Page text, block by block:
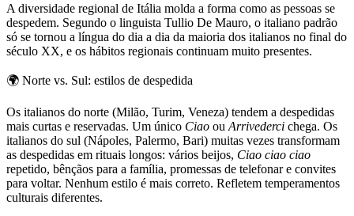
A diversidade regional de Itália molda a forma como as pessoas se
despedem. Segundo o linguista Tullio De Mauro, o italiano padrão
só se tornou a língua do dia a dia da maioria dos italianos no final do
século XX, e os hábitos regionais continuam muito presentes.
🌍 Norte vs. Sul: estilos de despedida
Os italianos do norte (Milão, Turim, Veneza) tendem a despedidas
mais curtas e reservadas. Um único Ciao ou Arrivederci chega. Os
italianos do sul (Nápoles, Palermo, Bari) muitas vezes transformam
as despedidas em rituais longos: vários beijos, Ciao ciao ciao
repetido, bênçãos para a família, promessas de telefonar e convites
para voltar. Nenhum estilo é mais correto. Refletem temperamentos
culturais diferentes.